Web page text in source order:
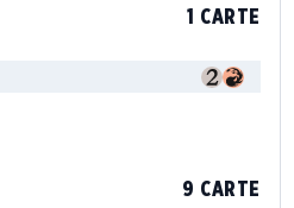
1 CARTE
9 CARTE